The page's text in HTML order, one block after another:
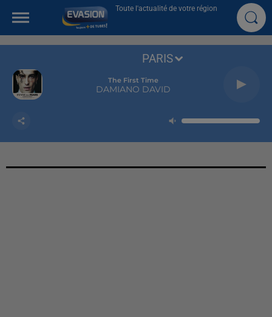
Toute l'actualité de votre région
The First Time
DAMIANO DAVID
PARIS